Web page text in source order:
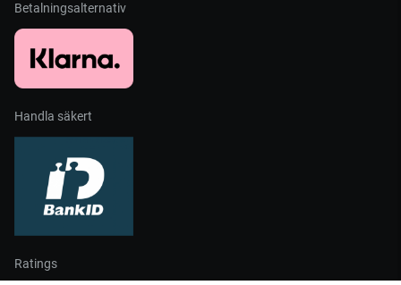
Betalningsalternativ
Handla säkert
Ratings